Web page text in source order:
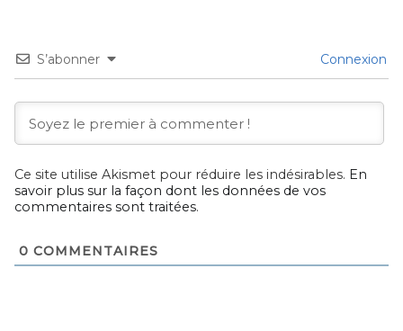
S’abonner Connexion
Ce site utilise Akismet pour réduire les indésirables. En
savoir plus sur la façon dont les données de vos
commentaires sont traitées.
0 COMMENTAIRES